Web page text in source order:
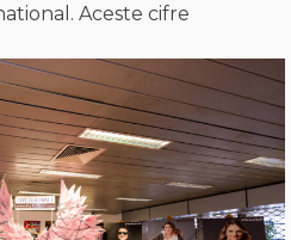
Aceste cifre